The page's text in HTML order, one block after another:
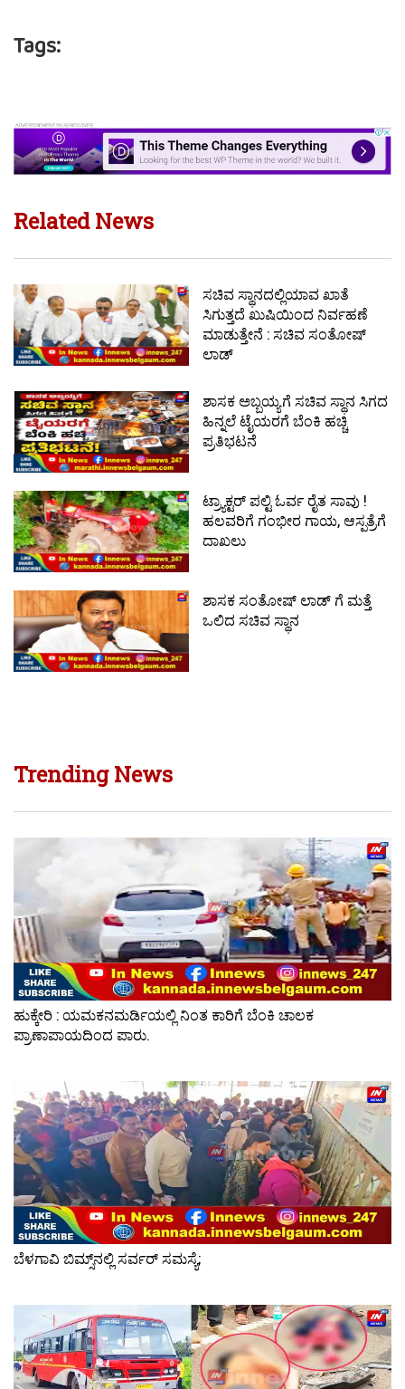
Tags:
Related News
ಸಚಿವ ಸ್ಥಾನದಲ್ಲಿಯಾವ ಖಾತೆ
ಸಿಗುತ್ತದೆ ಖುಷಿಯಿಂದ ನಿರ್ವಹಣೆ
ಮಾಡುತ್ತೇನೆ : ಸಚಿವ ಸಂತೋಷ್
ಲಾಡ್
ಶಾಸಕ ಅಬ್ಬಯ್ಯಗೆ ಸಚಿವ ಸ್ಥಾನ ಸಿಗದ
ಹಿನ್ನಲೆ ಟೈಯರಗೆ ಬೆಂಕಿ ಹಚ್ಚಿ
ಪ್ರತಿಭಟನೆ
ಟ್ರ್ಯಾಕ್ಟರ್ ಪಲ್ಟಿ ಓರ್ವ ರೈತ ಸಾವು !
ಹಲವರಿಗೆ ಗಂಭೀರ ಗಾಯ, ಆಸ್ಪತ್ರೆಗೆ
ದಾಖಲು
ಶಾಸಕ ಸಂತೋಷ್ ಲಾಡ್ ಗೆ ಮತ್ತೆ
ಒಲಿದ ಸಚಿವ ಸ್ಥಾನ
Trending News
ಹುಕ್ಕೇರಿ : ಯಮಕನಮರ್ಡಿಯಲ್ಲಿ ನಿಂತ ಕಾರಿಗೆ ಬೆಂಕಿ ಚಾಲಕ
ಪ್ರಾಣಾಪಾಯದಿಂದ ಪಾರು.
ಬೆಳಗಾವಿ ಬಿಮ್ಸ್‌ನಲ್ಲಿ ಸರ್ವರ್ ಸಮಸ್ಯೆ;